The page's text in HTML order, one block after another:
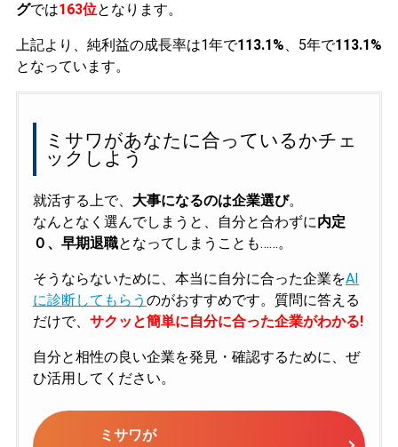
グでは163位となります。
上記より、純利益の成長率は1年で113.1%、5年で113.1%
となっています。
ミサワがあなたに合っているかチェ
ックしよう
就活する上で、 大事になるのは企業選び。
なんとなく選んでしまうと、自分と合わずに内定
０、早期退職となってしまうことも……。
そうならないために、本当に自分に合った企業をAI
に診断してもらう のがおすすめです。質問に答える
だけで、 サクッと簡単に自分に合った企業がわかる!
自分と相性の良い企業を発見・確認するために、ぜ
ひ活用してください。
ミサワが